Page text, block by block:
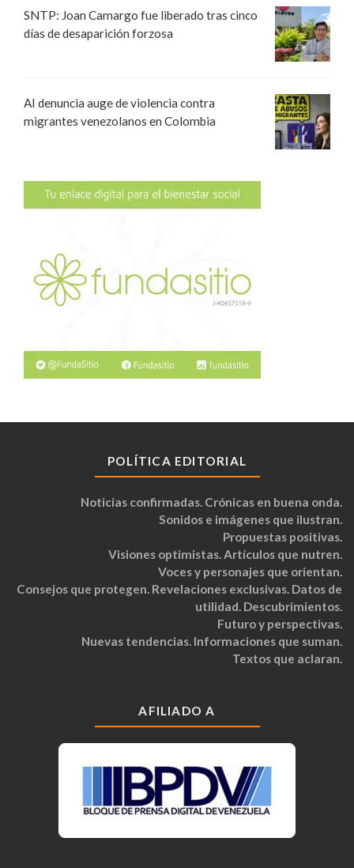
SNTP: Joan Camargo fue liberado tras cinco
días de desaparición forzosa
AI denuncia auge de violencia contra
migrantes venezolanos en Colombia
POLÍTICA EDITORIAL
Noticias confirmadas. Crónicas en buena onda.
Sonidos e imágenes que ilustran.
Propuestas positivas.
Visiones optimistas. Artículos que nutren.
Voces y personajes que orientan.
Consejos que protegen. Revelaciones exclusivas. Datos de
utilidad. Descubrimientos.
Futuro y perspectivas.
Nuevas tendencias. Informaciones que suman.
Textos que aclaran.
AFILIADO A